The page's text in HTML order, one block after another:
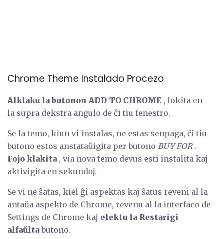
Chrome Theme Instalado Procezo
Alklaku la butonon ADD TO CHROME , lokita en
la supra dekstra angulo de ĉi tiu fenestro.
Se la temo, kiun vi instalas, ne estas senpaga, ĉi tiu
butono estos anstataŭigita per butono BUY FOR.
Fojo klakita , via nova temo devus esti instalita kaj
aktivigita en sekundoj.
Se vi ne ŝatas, kiel ĝi aspektas kaj ŝatus reveni al la
antaŭa aspekto de Chrome, revenu al la interfaco de
Settings de Chrome kaj elektu la Restarigi
alfaŭltabutono.